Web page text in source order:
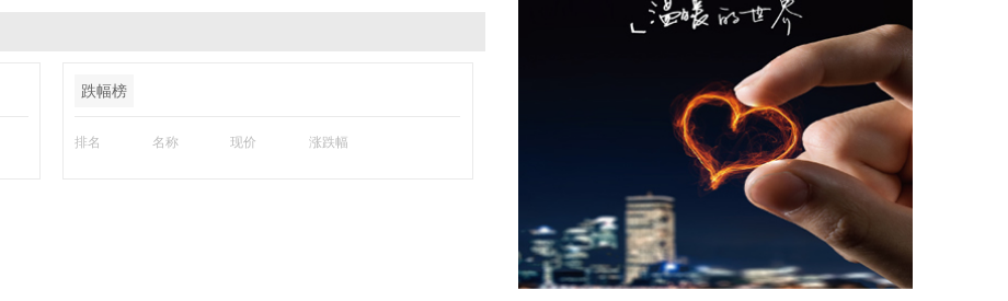
跌幅榜
排名 名称 现价 涨跌幅
定《深圳市2026年优化口岸营商环境若干措施》，推
出19条工作举措。
据人民邮电报，8月7日，中国电信集团有限公司与内
蒙古自治区人民政府签署战略合作协议，此次战略合
作重点围绕算力基础设施建设、新一代通信网络建
设、产业数字化转型、低空经济高质量发展等领域深
化合作，加快内蒙古数字经济发展与产业数字化进
程，奋力书写中国式现代化内蒙古新篇章。
2026-08-08 10:52:22